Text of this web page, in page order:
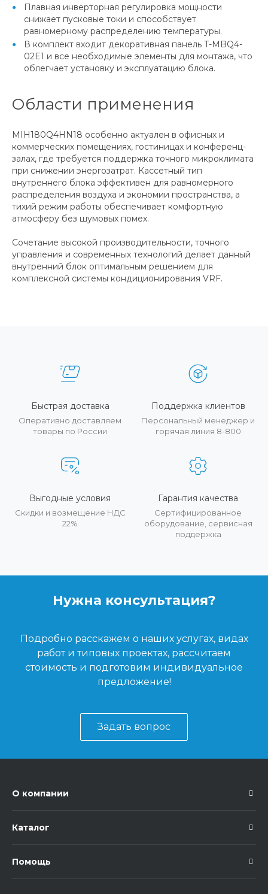
Плавная инверторная регулировка мощности
снижает пусковые токи и способствует
равномерному распределению температуры.
В комплект входит декоративная панель T-MBQ4-
02E1 и все необходимые элементы для монтажа, что
облегчает установку и эксплуатацию блока.
Области применения
MIH180Q4HN18 особенно актуален в офисных и
коммерческих помещениях, гостиницах и конференц-
залах, где требуется поддержка точного микроклимата
при снижении энергозатрат. Кассетный тип
внутреннего блока эффективен для равномерного
распределения воздуха и экономии пространства, а
тихий режим работы обеспечивает комфортную
атмосферу без шумовых помех.
Сочетание высокой производительности, точного
управления и современных технологий делает данный
внутренний блок оптимальным решением для
комплексной системы кондиционирования VRF.
Быстрая доставка
Оперативно доставляем
товары по России
Поддержка клиентов
Персональный менеджер и
горячая линия 8-800
Выгодные условия
Скидки и возмещение НДС
22%
Гарантия качества
Сертифицированное
оборудование, сервисная
поддержка
Нужна консультация?
Подробно расскажем о наших услугах, видах
работ и типовых проектах, рассчитаем
стоимость и подготовим индивидуальное
предложение!
Задать вопрос
О компании
Каталог
Помощь